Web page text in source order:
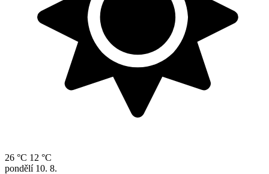
26 °C 12 °C
pondělí 10. 8.